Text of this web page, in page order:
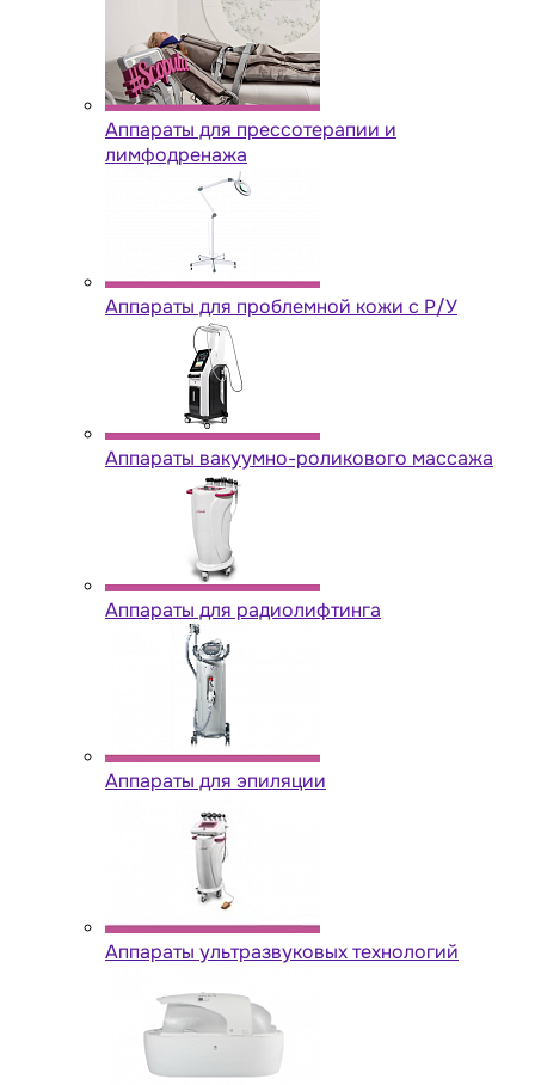
Аппараты для прессотерапии и
лимфодренажа
Аппараты для проблемной кожи с Р/У
Аппараты вакуумно-роликового массажа
Аппараты для радиолифтинга
Аппараты для эпиляции
Аппараты ультразвуковых технологий